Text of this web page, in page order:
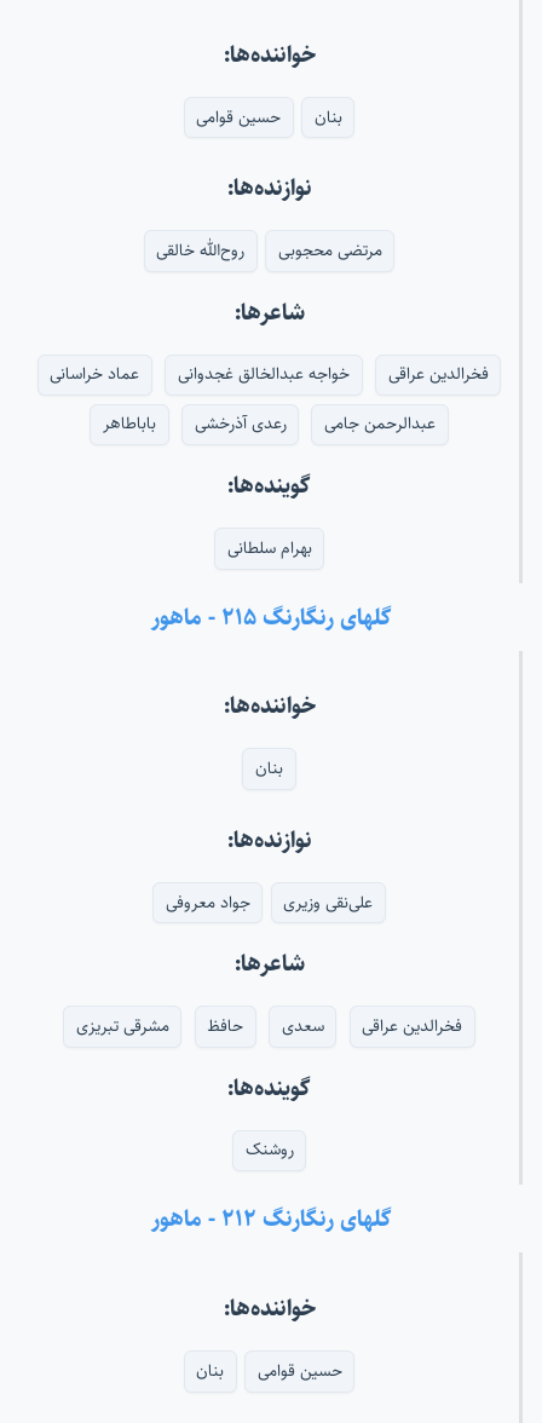
خواننده‌ها:
بنان حسین قوامی
نوازنده‌ها:
مرتضی محجوبی روح‌الله خالقی
شاعرها:
فخرالدین عراقی خواجه عبدالخالق غجدوانی
عماد خراسانی
عبدالرحمن جامی
رعدی آذرخشی باباطاهر
گوینده‌ها:
بهرام سلطانی
گلهای رنگارنگ ۲۱۵ - ماهور
خواننده‌ها:
بنان
نوازنده‌ها:
علی‌نقی وزیری جواد معروفی
شاعرها:
فخرالدین عراقی سعدی حافظ مشرقی تبریزی
گوینده‌ها:
روشنک
گلهای رنگارنگ ۲۱۲ - ماهور
خواننده‌ها:
حسین قوامی بنان